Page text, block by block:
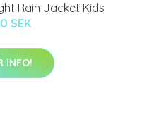
Rain Jacket Kids
SEK
INFO!